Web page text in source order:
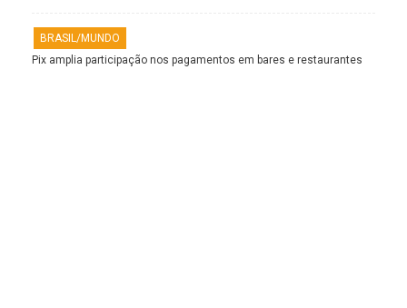
BRASIL/MUNDO
Pix amplia participação nos pagamentos em bares e restaurantes